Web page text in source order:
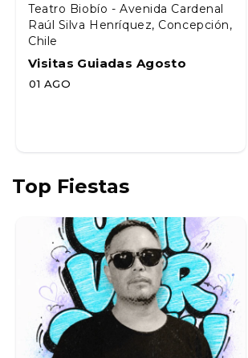
Teatro Biobío - Avenida Cardenal
Raúl Silva Henríquez, Concepción,
Chile
Visitas Guiadas Agosto
01 AGO
Top Fiestas